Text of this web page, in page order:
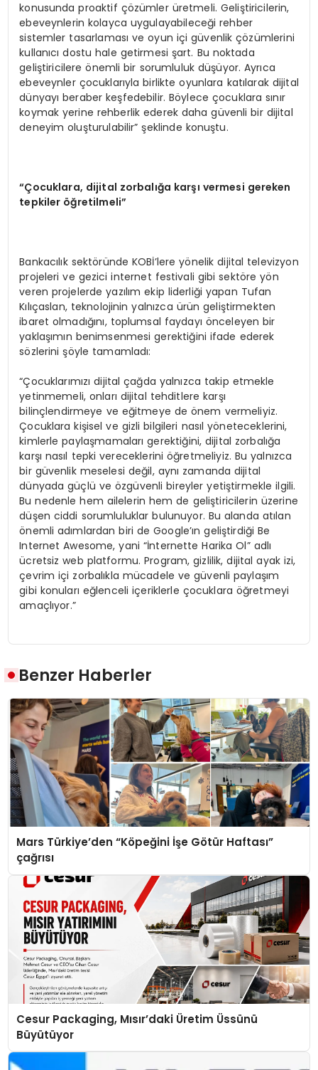
konusunda proaktif çözümler üretmeli. Geliştiricilerin,
ebeveynlerin kolayca uygulayabileceği rehber
sistemler tasarlaması ve oyun içi güvenlik çözümlerini
kullanıcı dostu hale getirmesi şart. Bu noktada
geliştiricilere önemli bir sorumluluk düşüyor. Ayrıca
ebeveynler çocuklarıyla birlikte oyunlara katılarak dijital
dünyayı beraber keşfedebilir. Böylece çocuklara sınır
koymak yerine rehberlik ederek daha güvenli bir dijital
deneyim oluşturulabilir” şeklinde konuştu.
“Çocuklara, dijital zorbalığa karşı vermesi gereken
tepkiler öğretilmeli”
Bankacılık sektöründe KOBİ’lere yönelik dijital televizyon
projeleri ve gezici internet festivali gibi sektöre yön
veren projelerde yazılım ekip liderliği yapan Tufan
Kılıçaslan, teknolojinin yalnızca ürün geliştirmekten
ibaret olmadığını, toplumsal faydayı önceleyen bir
yaklaşımın benimsenmesi gerektiğini ifade ederek
sözlerini şöyle tamamladı:
“Çocuklarımızı dijital çağda yalnızca takip etmekle
yetinmemeli, onları dijital tehditlere karşı
bilinçlendirmeye ve eğitmeye de önem vermeliyiz.
Çocuklara kişisel ve gizli bilgileri nasıl yöneteceklerini,
kimlerle paylaşmamaları gerektiğini, dijital zorbalığa
karşı nasıl tepki vereceklerini öğretmeliyiz. Bu yalnızca
bir güvenlik meselesi değil, aynı zamanda dijital
dünyada güçlü ve özgüvenli bireyler yetiştirmekle ilgili.
Bu nedenle hem ailelerin hem de geliştiricilerin üzerine
düşen ciddi sorumluluklar bulunuyor. Bu alanda atılan
önemli adımlardan biri de Google’ın geliştirdiği Be
Internet Awesome, yani “İnternette Harika Ol” adlı
ücretsiz web platformu. Program, gizlilik, dijital ayak izi,
çevrim içi zorbalıkla mücadele ve güvenli paylaşım
gibi konuları eğlenceli içeriklerle çocuklara öğretmeyi
amaçlıyor.”
Benzer Haberler
Mars Türkiye’den “Köpeğini İşe Götür Haftası”
çağrısı
Cesur Packaging, Mısır’daki Üretim Üssünü
Büyütüyor